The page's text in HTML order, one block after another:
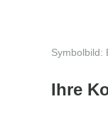
Symbolbild:
Ihre